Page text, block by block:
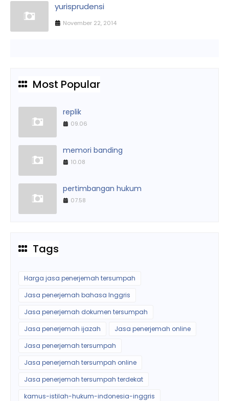
yurisprudensi
November 22, 2014
Most Popular
replik
09.06
memori banding
10.08
pertimbangan hukum
07.58
Tags
Harga jasa penerjemah tersumpah
Jasa penerjemah bahasa Inggris
Jasa penerjemah dokumen tersumpah
Jasa penerjemah ijazah
Jasa penerjemah online
Jasa penerjemah tersumpah
Jasa penerjemah tersumpah online
Jasa penerjemah tersumpah terdekat
kamus-istilah-hukum-indonesia-inggris